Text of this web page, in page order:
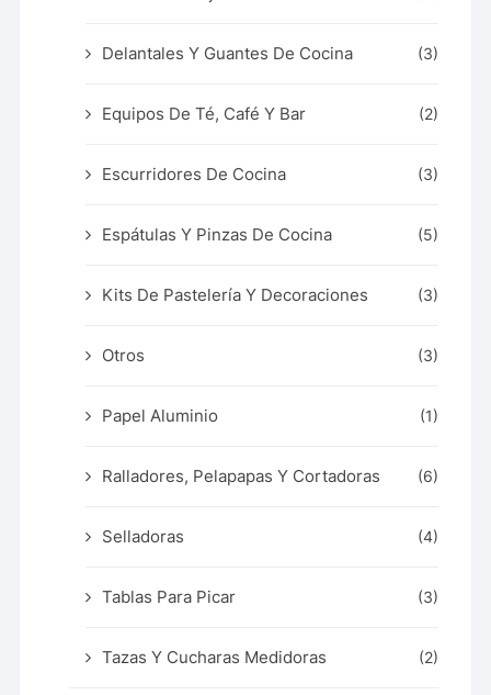
Delantales Y Guantes De Cocina (3)
Equipos De Té, Café Y Bar (2)
Escurridores De Cocina (3)
Espátulas Y Pinzas De Cocina (5)
Kits De Pastelería Y Decoraciones (3)
Otros (3)
Papel Aluminio (1)
Ralladores, Pelapapas Y Cortadoras (6)
Selladoras (4)
Tablas Para Picar (3)
Tazas Y Cucharas Medidoras (2)